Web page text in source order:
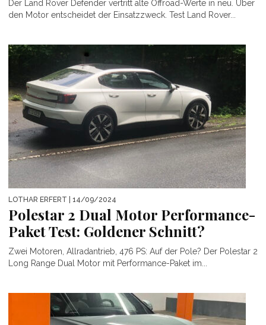
Der Land Rover Defender vertritt alte Offroad-Werte in neu. Über
den Motor entscheidet der Einsatzzweck. Test Land Rover...
LOTHAR ERFERT | 14/09/2024
Polestar 2 Dual Motor Performance-
Paket Test: Goldener Schnitt?
Zwei Motoren, Allradantrieb, 476 PS: Auf der Pole? Der Polestar 2
Long Range Dual Motor mit Performance-Paket im...